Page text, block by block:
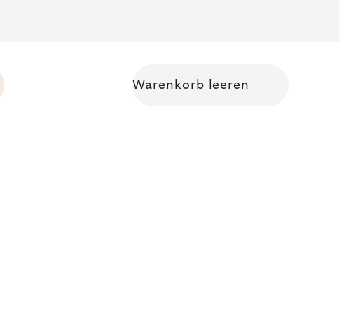
Warenkorb leeren